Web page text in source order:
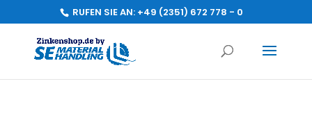
RUFEN SIE AN: +49 (2351) 672 778 - 0